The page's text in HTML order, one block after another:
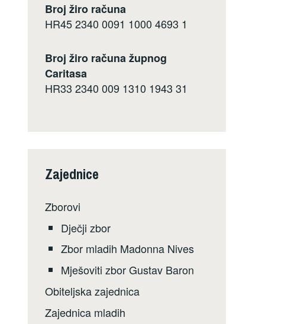
Broj žiro računa
HR45 2340 0091 1000 4693 1
Broj žiro računa župnog
Caritasa
HR33 2340 009 1310 1943 31
Zajednice
Zborovi
Dječji zbor
Zbor mladih Madonna Nives
Mješoviti zbor Gustav Baron
Obiteljska zajednica
Zajednica mladih